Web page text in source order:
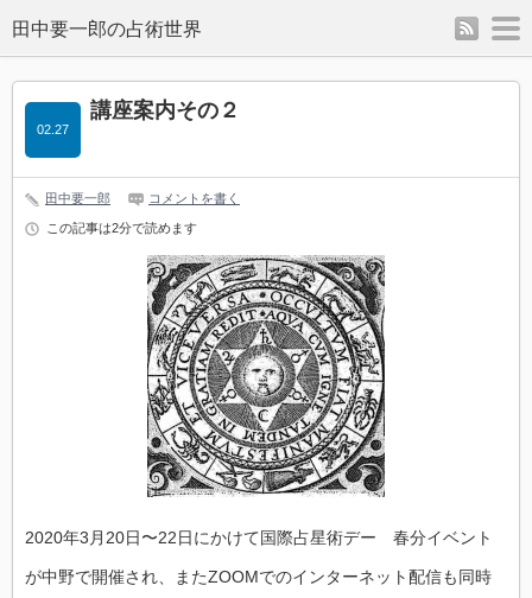
rss
講座案内その２
02.27
田中要一郎 コメントを書く
この記事は2分で読めます
2020年3月20日〜22日にかけて国際占星術デー 春分イベント
が中野で開催され、またZOOMでのインターネット配信も同時